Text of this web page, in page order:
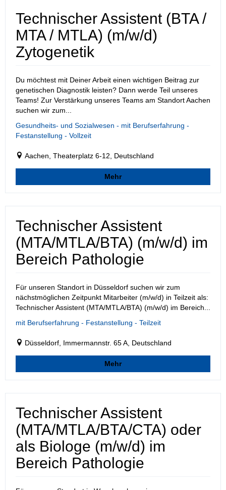
Technischer Assistent (BTA /
MTA / MTLA) (m/w/d)
Zytogenetik
Du möchtest mit Deiner Arbeit einen wichtigen Beitrag zur
genetischen Diagnostik leisten? Dann werde Teil unseres
Teams! Zur Verstärkung unseres Teams am Standort Aachen
suchen wir zum...
Gesundheits- und Sozialwesen - mit Berufserfahrung -
Festanstellung - Vollzeit
Aachen, Theaterplatz 6-12, Deutschland
Mehr
Technischer Assistent
(MTA/MTLA/BTA) (m/w/d) im
Bereich Pathologie
Für unseren Standort in Düsseldorf suchen wir zum
nächstmöglichen Zeitpunkt Mitarbeiter (m/w/d) in Teilzeit als:
Technischer Assistent (MTA/MTLA/BTA) (m/w/d) im Bereich...
mit Berufserfahrung - Festanstellung - Teilzeit
Düsseldorf, Immermannstr. 65 A, Deutschland
Mehr
Technischer Assistent
(MTA/MTLA/BTA/CTA) oder
als Biologe (m/w/d) im
Bereich Pathologie